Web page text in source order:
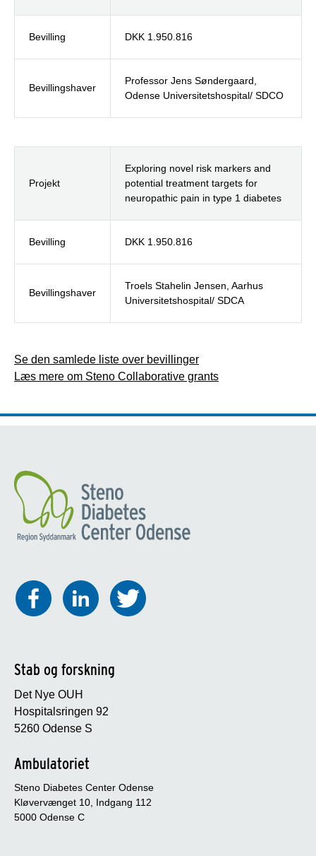
Bevilling DKK 1.950.816
Bevillingshaver
Professor Jens Søndergaard,
Odense Universitetshospital/ SDCO
Projekt
Exploring novel risk markers and
potential treatment targets for
neuropathic pain in type 1 diabetes
Bevilling DKK 1.950.816
Bevillingshaver
Troels Stahelin Jensen, Aarhus
Universitetshospital/ SDCA
Se den samlede liste over bevillinger
Læs mere om Steno Collaborative grants
Stab og forskning
Det Nye OUH
Hospitalsringen 92
5260 Odense S
Ambulatoriet
Steno Diabetes Center Odense
Kløvervænget 10, Indgang 112
5000 Odense C